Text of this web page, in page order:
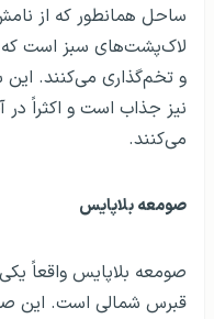
ساحل همانطور که از
لاک‌پشت‌های سبز است که
و تخم‌گذاری می‌کنند.
نیز جذاب است و اکثراً در
می‌کنند.
صومعه بلاپایس
صومعه بلاپایس واقعاً
قبرس شمالی است. این